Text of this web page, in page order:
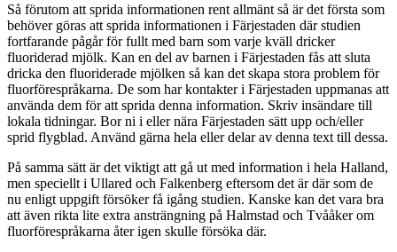
Så förutom att sprida informationen rent allmänt så är det första som
behöver göras att sprida informationen i Färjestaden där studien
fortfarande pågår för fullt med barn som varje kväll dricker
fluoriderad mjölk. Kan en del av barnen i Färjestaden fås att sluta
dricka den fluoriderade mjölken så kan det skapa stora problem för
fluorförespråkarna. De som har kontakter i Färjestaden uppmanas att
använda dem för att sprida denna information. Skriv insändare till
lokala tidningar. Bor ni i eller nära Färjestaden sätt upp och/eller
sprid flygblad. Använd gärna hela eller delar av denna text till dessa.
På samma sätt är det viktigt att gå ut med information i hela Halland,
men speciellt i Ullared och Falkenberg eftersom det är där som de
nu enligt uppgift försöker få igång studien. Kanske kan det vara bra
att även rikta lite extra ansträngning på Halmstad och Tvååker om
fluorförespråkarna åter igen skulle försöka där.